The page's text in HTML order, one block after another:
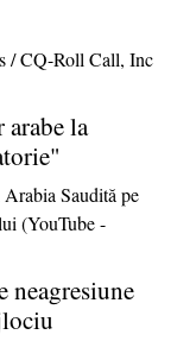
arabe la
neagresiune